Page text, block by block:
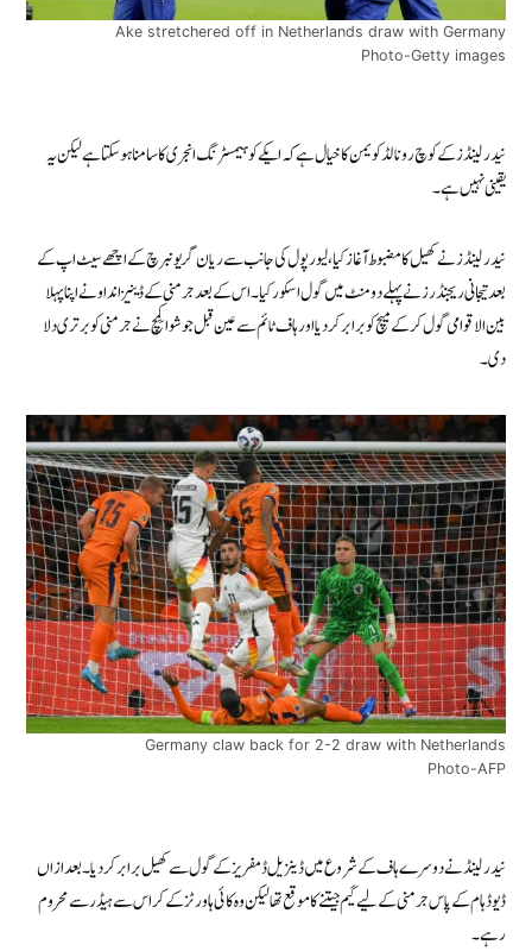
Ake stretchered off in Netherlands draw with Germany
Photo-Getty images
نیدرلینڈز کے کوچ رونالڈ کویمن کا خیال ہے کہ ایکے کو ہیمسٹرنگ انجری کا سامنا ہوسکتا ہے لیکن یہ
یقینی نہیں ہے۔
نیدرلینڈز نے کھیل کا مضبوط آغاز کیا، لیورپول کی جانب سے ریان گریونبرچ کے اچھے سیٹ اپ کے
بعد تیجانی ریجنڈرز نے پہلے دو منٹ میں گول اسکور کیا۔ اس کے بعد جرمنی کے ڈینیز انداو نے اپنا پہلا
بین الاقوامی گول کر کے میچ کو برابر کر دیا اور ہاف ٹائم سے عین قبل جوشوا کِمِچ نے جرمنی کو برتری دلا
دی۔
Germany claw back for 2-2 draw with Netherlands
Photo-AFP
نیدرلینڈ نے دوسرے ہاف کے شروع میں ڈینزیل ڈمفریز کے گول سے کھیل برابر کر دیا۔ بعد ازاں
ڈیوڈ ہام کے پاس جرمنی کے لیے گیم جیتنے کا موقع تھا لیکن وہ کائی ہاورٹز کے کراس سے ہیڈر سے محروم
رہے۔